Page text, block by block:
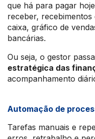
que há para pagar
receber,
caixa, gráfico de
bancárias.
Ou seja, o gestor
estratégica das
acompanhamento
Automação de
Tarefas manuais e